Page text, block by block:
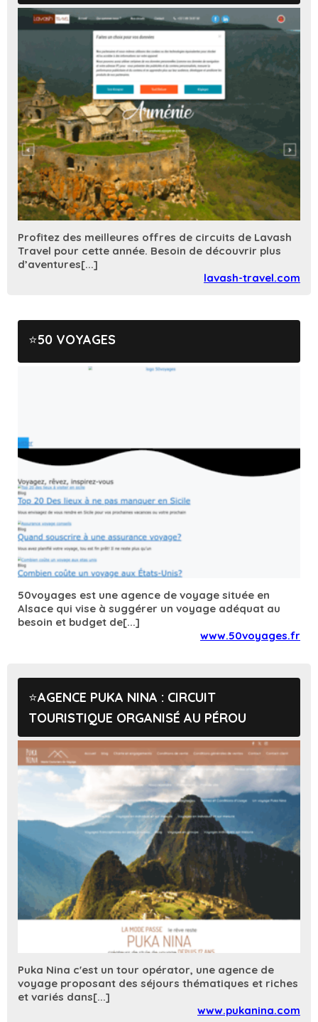
Profitez des meilleures offres de circuits de Lavash
Travel pour cette année. Besoin de découvrir plus
d’aventures[...]
lavash-travel.com
50 VOYAGES
50voyages est une agence de voyage située en
Alsace qui vise à suggérer un voyage adéquat au
besoin et budget de[...]
www.50voyages.fr
AGENCE PUKA NINA : CIRCUIT
TOURISTIQUE ORGANISÉ AU PÉROU
Puka Nina c'est un tour opérator, une agence de
voyage proposant des séjours thématiques et riches
et variés dans[...]
www.pukanina.com